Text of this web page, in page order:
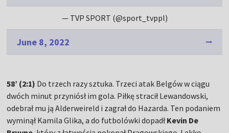
— TVP SPORT (@sport_tvppl)
June 8, 2022
58’ (2:1) Do trzech razy sztuka. Trzeci atak Belgów w ciągu
dwóch minut przyniósł im gola. Piłkę stracił Lewandowski,
odebrał mu ją Alderweireld i zagrał do Hazarda. Ten podaniem
wyminął Kamila Glika, a do futbolówki dopadłKevin De